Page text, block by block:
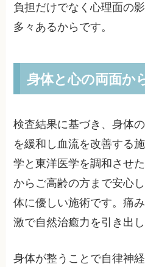
負担だけでなく心理面の
多々あるからです。
身体と心の両面か
検査結果に基づき、身体
を緩和し血流を改善する
学と東洋医学を調和させ
からご高齢の方まで安心
体に優しい施術です。痛
激で自然治癒力を引き出し
身体が整うことで自律神